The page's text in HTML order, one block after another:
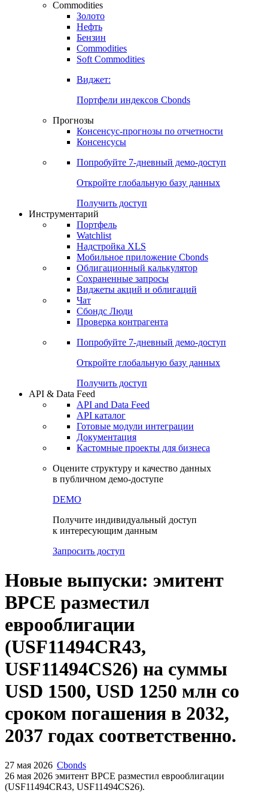
Commodities
Золото
Нефть
Бензин
Commodities
Soft Commodities
Виджет:
Портфели индексов Cbonds
Прогнозы
Консенсус-прогнозы по отчетности
Консенсусы
Попробуйте 7-дневный демо-доступ
Откройте глобальную базу данных
Получить доступ
Инструментарий
Портфель
Watchlist
Надстройка XLS
Мобильное приложение Cbonds
Облигационный калькулятор
Сохраненные запросы
Виджеты акций и облигаций
Чат
Сбондс Люди
Проверка контрагента
Попробуйте 7-дневный демо-доступ
Откройте глобальную базу данных
Получить доступ
API & Data Feed
API and Data Feed
API каталог
Готовые модули интеграции
Документация
Кастомные проекты для бизнеса
Оцените структуру и качество данных
в публичном демо-доступе
DEMO
Получите индивидуальный доступ
к интересующим данным
Запросить доступ
Новые выпуски: эмитент
BPCE разместил
еврооблигации
(USF11494CR43,
USF11494CS26) на суммы
USD 1500, USD 1250 млн со
сроком погашения в 2032,
2037 годах соответственно.
27 мая 2026 Cbonds
26 мая 2026 эмитент BPCE разместил еврооблигации
(USF11494CR43, USF11494CS26).